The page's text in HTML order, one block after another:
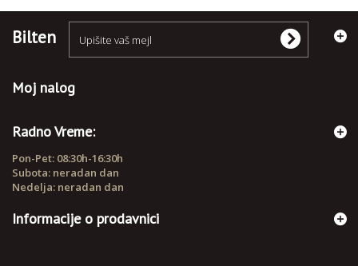
Bilten
Moj nalog
Radno Vreme:
Pon-Pet: 08:30h-16:30h
Subota: neradan dan
Nedelja: neradan dan
Informacije o prodavnici